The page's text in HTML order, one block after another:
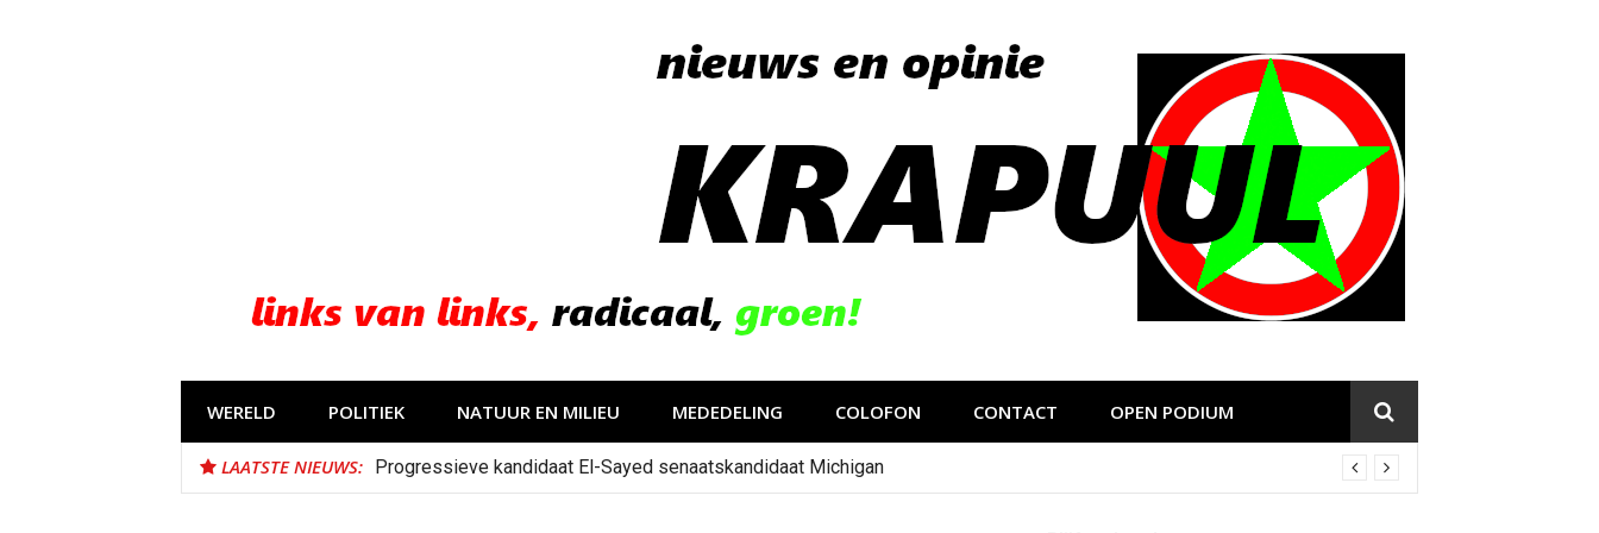
WERELD POLITIEK NATUUR EN MILIEU MEDEDELING COLOFON CONTACT OPEN PODIUM
LAATSTE NIEUWS: Progressieve kandidaat El-Sayed senaatskandidaat Michigan